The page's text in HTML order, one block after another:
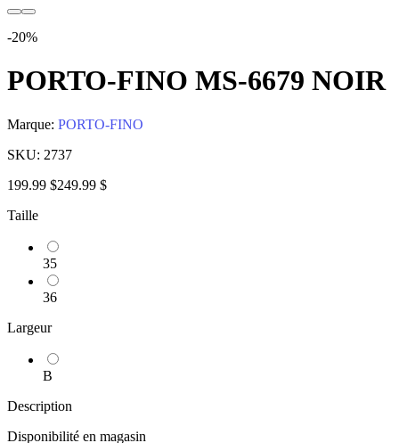
-20%
PORTO-FINO MS-6679 NOIR
Marque: PORTO-FINO
SKU: 2737
199.99 $249.99 $
Taille
35
36
Largeur
B
Description
Disponibilité en magasin